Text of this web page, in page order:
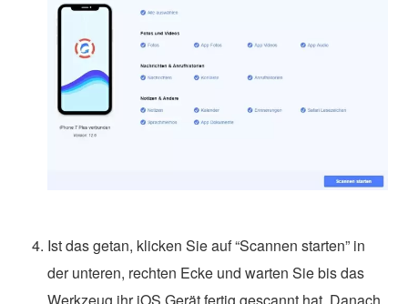
Ist das getan, klicken Sie auf “Scannen starten” in
der unteren, rechten Ecke und warten Sie bis das